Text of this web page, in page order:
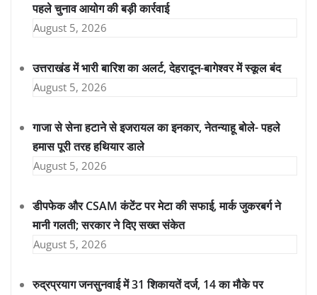
पहले चुनाव आयोग की बड़ी कार्रवाई
August 5, 2026
उत्तराखंड में भारी बारिश का अलर्ट, देहरादून-बागेश्वर में स्कूल बंद
August 5, 2026
गाजा से सेना हटाने से इजरायल का इनकार, नेतन्याहू बोले- पहले
हमास पूरी तरह हथियार डाले
August 5, 2026
डीपफेक और CSAM कंटेंट पर मेटा की सफाई, मार्क जुकरबर्ग ने
मानी गलती; सरकार ने दिए सख्त संकेत
August 5, 2026
रुद्रप्रयाग जनसुनवाई में 31 शिकायतें दर्ज, 14 का मौके पर